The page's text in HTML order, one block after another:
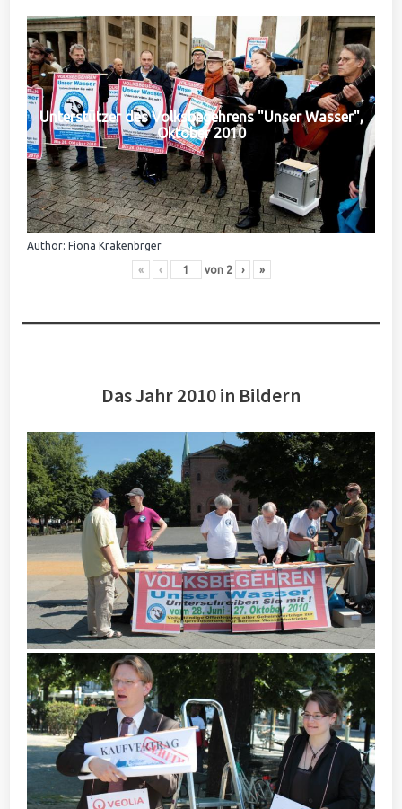
Unterstützer des Volksbegehrens "Unser Wasser",
Oktober 2010
Author: Fiona Krakenbrger
« ‹ von 2 › »
Das Jahr 2010 in Bildern